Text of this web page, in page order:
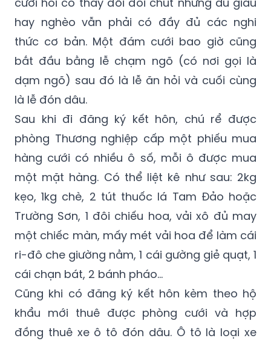
hay nghèo vẫn phải có đầy đủ các nghi
thức cơ bản. Một đám cưới bao giờ cũng
bắt đầu bằng lễ chạm ngõ (có nơi gọi là
dạm ngõ) sau đó là lễ ăn hỏi và cuối cùng
là lễ đón dâu.
Sau khi đi đăng ký kết hôn, chú rể được
phòng Thương nghiệp cấp một phiếu mua
hàng cưới có nhiều ô số, mỗi ô được mua
một mặt hàng. Có thể liệt kê như sau: 2kg
kẹo, 1kg chè, 2 tút thuốc lá Tam Đảo hoặc
Trường Sơn, 1 đôi chiếu hoa, vải xô đủ may
một chiếc màn, mấy mét vải hoa để làm cái
ri-đô che giường nằm, 1 cái gường giẻ quạt, 1
cái chạn bát, 2 bánh pháo…
Cũng khi có đăng ký kết hôn kèm theo hộ
khẩu mới thuê được phòng cưới và hợp
đồng thuê xe ô tô đón dâu. Ô tô là loại xe